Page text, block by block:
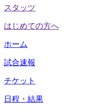
スタッツ
はじめての方へ
ホーム
試合速報
チケット
日程・結果